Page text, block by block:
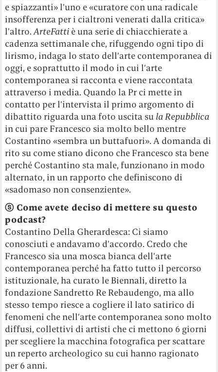
e spiazzanti» l’uno e «curatore con una radicale
insofferenza per i cialtroni venerati dalla critica»
l’altro.ArteFatti è una serie di chiacchierate a
cadenza settimanale che, rifuggendo ogni tipo di
lirismo, indaga lo stato dell’arte contemporanea di
oggi, e soprattutto il modo in cui l’arte
contemporanea si racconta e viene raccontata
attraverso i media. Quando la Pr ci mette in
contatto per l’intervista il primo argomento di
dibattito riguarda una foto uscita su la Repubblica
in cui pare Francesco sia molto bello mentre
Costantino «sembra un buttafuori». A domanda di
rito su come stiano dicono che Francesco sta bene
perché Costantino sta male, funzionano in modo
alternato, in un rapporto che definiscono di
«sadomaso non consenziente».
ⓢ Come avete deciso di mettere su questo
podcast?
Costantino Della Gherardesca: Ci siamo
conosciuti e andavamo d’accordo. Credo che
Francesco sia una mosca bianca dell’arte
contemporanea perché ha fatto tutto il percorso
istituzionale, ha curato le Biennali, diretto la
fondazione Sandretto Re Rebaudengo, ma allo
stesso tempo riesce a cogliere il lato satirico di
fenomeni che nell’arte contemporanea sono molto
diffusi, collettivi di artisti che ci mettono 6 giorni
per scegliere la macchina fotografica per scattare
un reperto archeologico su cui hanno ragionato
per 6 anni.